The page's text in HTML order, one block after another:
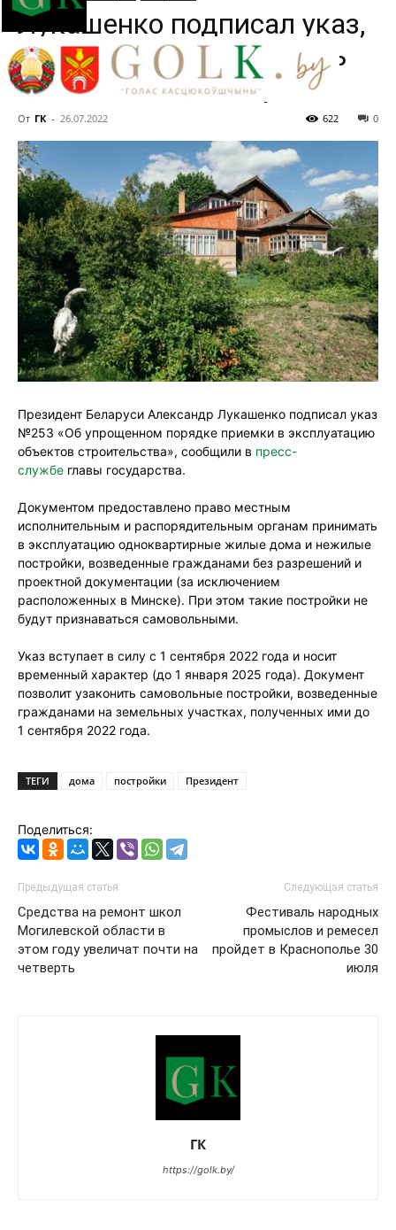
Лукашенко подписал указ,
разрешающий узаконить
самовольные постройки
От ГК - 26.07.2022 0
622
Президент Беларуси Александр Лукашенко подписал указ
№253 «Об упрощенном порядке приемки в эксплуатацию
объектов строительства», сообщили в пресс-
службе главы государства.
Документом предоставлено право местным
исполнительным и распорядительным органам принимать
в эксплуатацию одноквартирные жилые дома и нежилые
постройки, возведенные гражданами без разрешений и
проектной документации (за исключением
расположенных в Минске). При этом такие постройки не
будут признаваться самовольными.
Указ вступает в силу с 1 сентября 2022 года и носит
временный характер (до 1 января 2025 года). Документ
позволит узаконить самовольные постройки, возведенные
гражданами на земельных участках, полученных ими до
1 сентября 2022 года.
ТЕГИ дома постройки Президент
Поделиться:
Предыдущая статья
Средства на ремонт школ
Могилевской области в
этом году увеличат почти на
четверть
Следующая статья
Фестиваль народных
промыслов и ремесел
пройдет в Краснополье 30
июля
ГК
https://golk.by/